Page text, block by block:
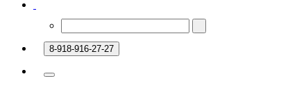
8-918-916-27-27